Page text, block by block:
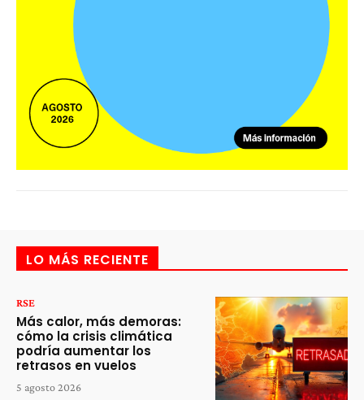
LO MÁS RECIENTE
RSE
Más calor, más demoras:
cómo la crisis climática
podría aumentar los
retrasos en vuelos
5 agosto 2026